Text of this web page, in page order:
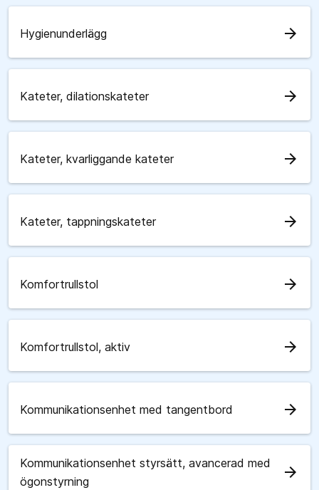
Hygienunderlägg arrow_forward
Kateter, dilationskateter arrow_forward
Kateter, kvarliggande kateter arrow_forward
Kateter, tappningskateter arrow_forward
Komfortrullstol arrow_forward
Komfortrullstol, aktiv arrow_forward
Kommunikationsenhet med tangentbord arrow_forward
Kommunikationsenhet styrsätt, avancerad med
ögonstyrning
arrow_forward